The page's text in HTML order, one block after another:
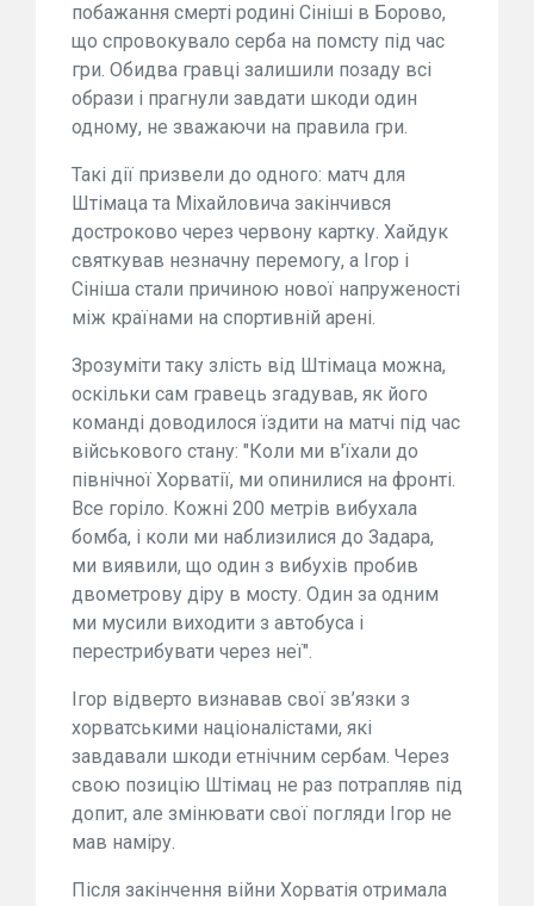
побажання смерті родині Сініші в Борово,
що спровокувало серба на помсту під час
гри. Обидва гравці залишили позаду всі
образи і прагнули завдати шкоди один
одному, не зважаючи на правила гри.
Такі дії призвели до одного: матч для
Штімаца та Міхайловича закінчився
достроково через червону картку. Хайдук
святкував незначну перемогу, а Ігор і
Сініша стали причиною нової напруженості
між країнами на спортивній арені.
Зрозуміти таку злість від Штімаца можна,
оскільки сам гравець згадував, як його
команді доводилося їздити на матчі під час
військового стану: "Коли ми в'їхали до
північної Хорватії, ми опинилися на фронті.
Все горіло. Кожні 200 метрів вибухала
бомба, і коли ми наблизилися до Задара,
ми виявили, що один з вибухів пробив
двометрову діру в мосту. Один за одним
ми мусили виходити з автобуса і
перестрибувати через неї".
Ігор відверто визнавав свої зв’язки з
хорватськими націоналістами, які
завдавали шкоди етнічним сербам. Через
свою позицію Штімац не раз потрапляв під
допит, але змінювати свої погляди Ігор не
мав наміру.
Після закінчення війни Хорватія отримала